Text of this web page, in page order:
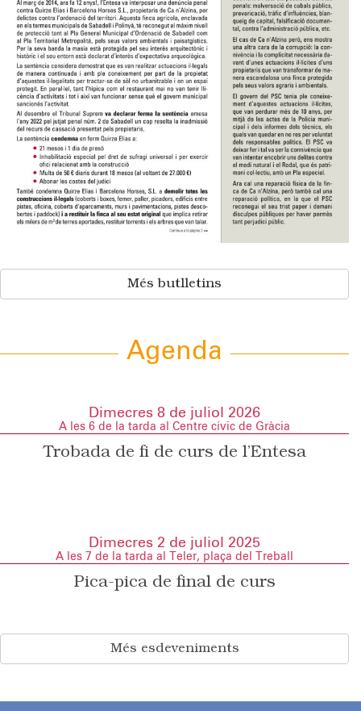
Més butlletins
Agenda
Dimecres 8 de juliol 2026
A les 6 de la tarda al Centre cívic de Gràcia
Trobada de fi de curs de l’Entesa
Dimecres 2 de juliol 2025
A les 7 de la tarda al Teler, plaça del Treball
Pica-pica de final de curs
Més esdeveniments